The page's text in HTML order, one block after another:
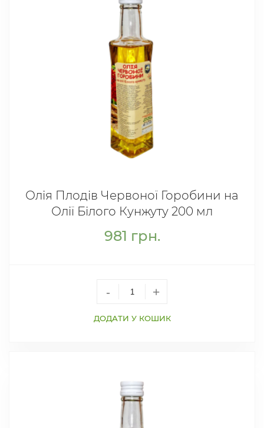
Олія Плодів Червоної Горобини на
Олії Білого Кунжуту 200 мл
981 грн.
- +
ДОДАТИ У КОШИК